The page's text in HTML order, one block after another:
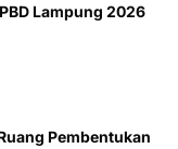
Lampung 2026
Pembentukan